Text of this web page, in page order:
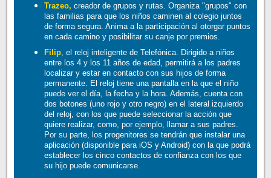
Trazeo, creador de grupos y rutas. Organiza "grupos" con
las familias para que los niños caminen al colegio juntos
de forma segura. Anima a la participación al otorgar puntos
en cada camino y posibilitar su canje por premios.
Filip, el reloj inteligente de Telefónica. Dirigido a niños
entre los 4 y los 11 años de edad, permitirá a los padres
localizar y estar en contacto con sus hijos de forma
permanente. El reloj tiene una pantalla en la que el niño
puede ver el día, la fecha y la hora. Además, cuenta con
dos botones (uno rojo y otro negro) en el lateral izquierdo
del reloj, con los que puede seleccionar la acción que
quiere realizar, como, por ejemplo, llamar a sus padres.
Por su parte, los progenitores se tendrán que instalar una
aplicación (disponible para iOS y Android) con la que podrá
establecer los cinco contactos de confianza con los que
su hijo puede comunicarse.